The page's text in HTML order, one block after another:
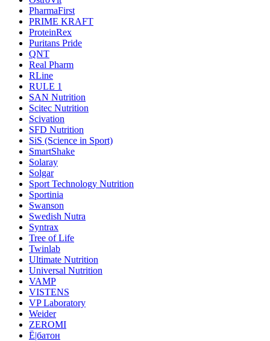
PharmaFirst
PRIME KRAFT
ProteinRex
Puritans Pride
QNT
Real Pharm
RLine
RULE 1
SAN Nutrition
Scitec Nutrition
Scivation
SFD Nutrition
SiS (Science in Sport)
SmartShake
Solaray
Solgar
Sport Technology Nutrition
Sportinia
Swanson
Swedish Nutra
Syntrax
Tree of Life
Twinlab
Ultimate Nutrition
Universal Nutrition
VAMP
VISTENS
VP Laboratory
Weider
ZEROMI
Ё|батон